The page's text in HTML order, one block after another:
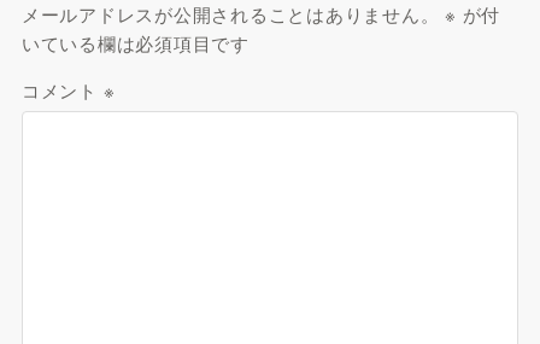
メールアドレスが公開されることはありません。 ※ が付
いている欄は必須項目です
コメント ※